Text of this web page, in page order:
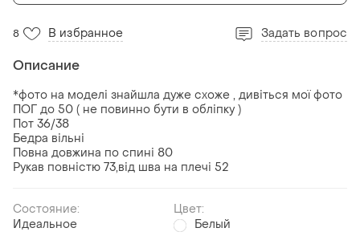
8 В избранное Задать вопрос
Описание
*фото на моделі знайшла дуже схоже , дивіться мої фото
ПОГ до 50 ( не повинно бути в обліпку )
Пот 36/38
Бедра вільні
Повна довжина по спині 80
Рукав повністю 73,від шва на плечі 52
Состояние:
Идеальное
Цвет:
Белый